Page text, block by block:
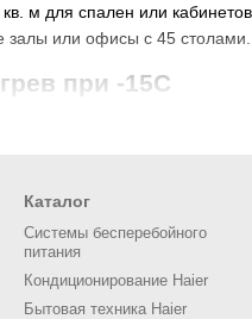
м для спален или
залы или офисы с 45
при -15C
или
регулирует мощность
Инверторные HEC
Wi-Fi: когда это
Каталог
Системы бесперебойного
питания
Кондиционирование Haier
Бытовая техника Haier